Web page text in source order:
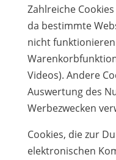
Zahlreiche
da bestimmte
nicht
Videos). Andere
Auswertung des
Werbezwecken
Cookies, die zur
elektronischen